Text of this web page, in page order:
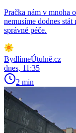
Pračka nám v mnoha
nemusíme dodnes
správné péče.
BydlímeÚtulně.cz
dnes, 11:35
2 min